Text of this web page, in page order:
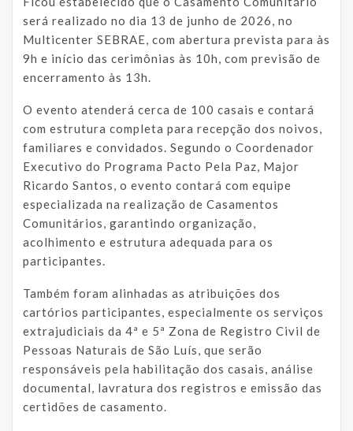
será realizado no dia 13 de junho de 2026, no
Multicenter SEBRAE, com abertura prevista para às
9h e início das cerimônias às 10h, com previsão de
encerramento às 13h.
O evento atenderá cerca de 100 casais e contará
com estrutura completa para recepção dos noivos,
familiares e convidados. Segundo o Coordenador
Executivo do Programa Pacto Pela Paz, Major
Ricardo Santos, o evento contará com equipe
especializada na realização de Casamentos
Comunitários, garantindo organização,
acolhimento e estrutura adequada para os
participantes.
Também foram alinhadas as atribuições dos
cartórios participantes, especialmente os serviços
extrajudiciais da 4ª e 5ª Zona de Registro Civil de
Pessoas Naturais de São Luís, que serão
responsáveis pela habilitação dos casais, análise
documental, lavratura dos registros e emissão das
certidões de casamento.